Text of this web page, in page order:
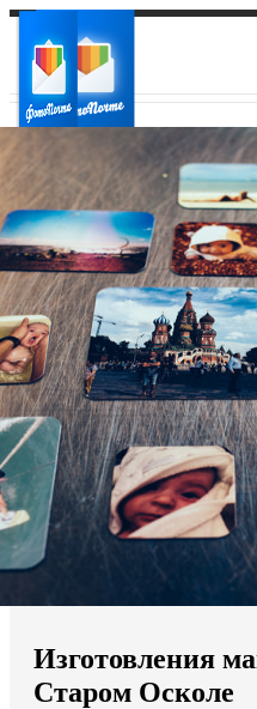
Ваш город:
Ваш регион доставки
Выберите из списка:
Мы доставляем по всему
Продолжить без города
Изготовления
Старом Осколе